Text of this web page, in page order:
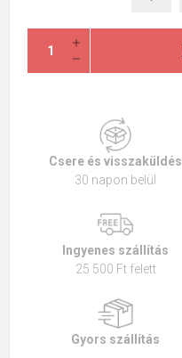
Csere és visszaküldés
30 napon belül
Ingyenes szállítás
25 500 Ft felett
Gyors szállítás